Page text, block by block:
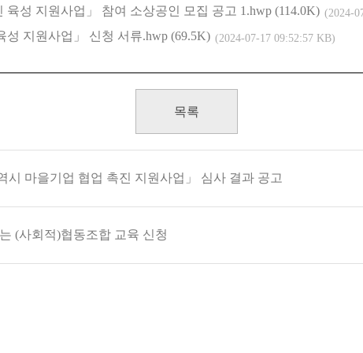
육성 지원사업」 참여 소상공인 모집 공고 1.hwp (114.0K) (2024-
성 지원사업」 신청 서류.hwp (69.5K) (2024-07-17 09:52:57 KB)
목록
시 마을기업 협업 촉진 지원사업」 심사 결과 공고
(사회적)협동조합 교육 신청